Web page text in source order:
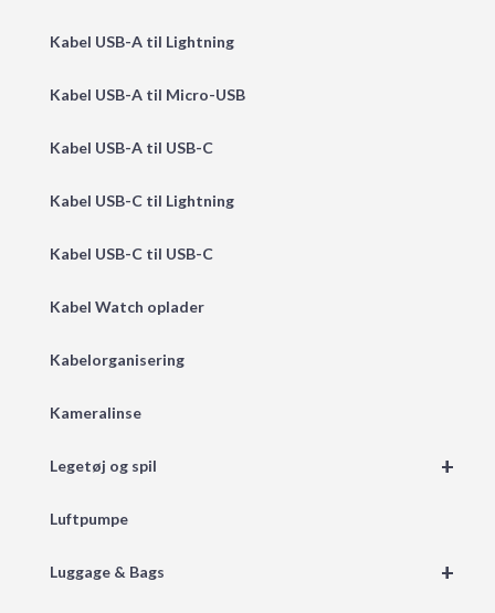
Kabel USB-A til Lightning
Kabel USB-A til Micro-USB
Kabel USB-A til USB-C
Kabel USB-C til Lightning
Kabel USB-C til USB-C
Kabel Watch oplader
Kabelorganisering
Kameralinse
+
Legetøj og spil
Luftpumpe
+
Luggage & Bags